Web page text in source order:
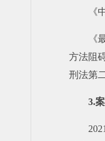
《
《
方法阻
刑法第
3.